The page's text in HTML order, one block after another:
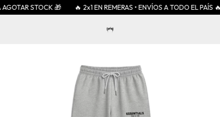
STOCK 🎁 🔥 2x1 EN REMERAS • ENVÍOS A TODO EL PAÍS 🔥